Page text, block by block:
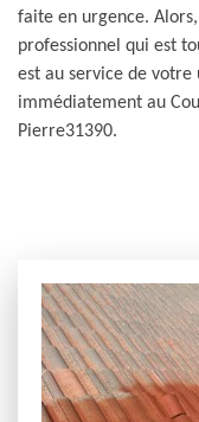
faite en urgence.
professionnel qui est
est au service de votre
immédiatement au
Pierre31390.